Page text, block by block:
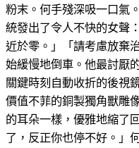
粉末。何手殘深吸一口氣
統發出了令人不快的女聲
近於零。」「請考慮放棄
始緩慢地倒車。他最討厭
關鍵時刻自動收折的後視
價值不菲的銅製獨角獸雕
的耳朵一樣，優雅地縮了
了，反正你也停不好。」